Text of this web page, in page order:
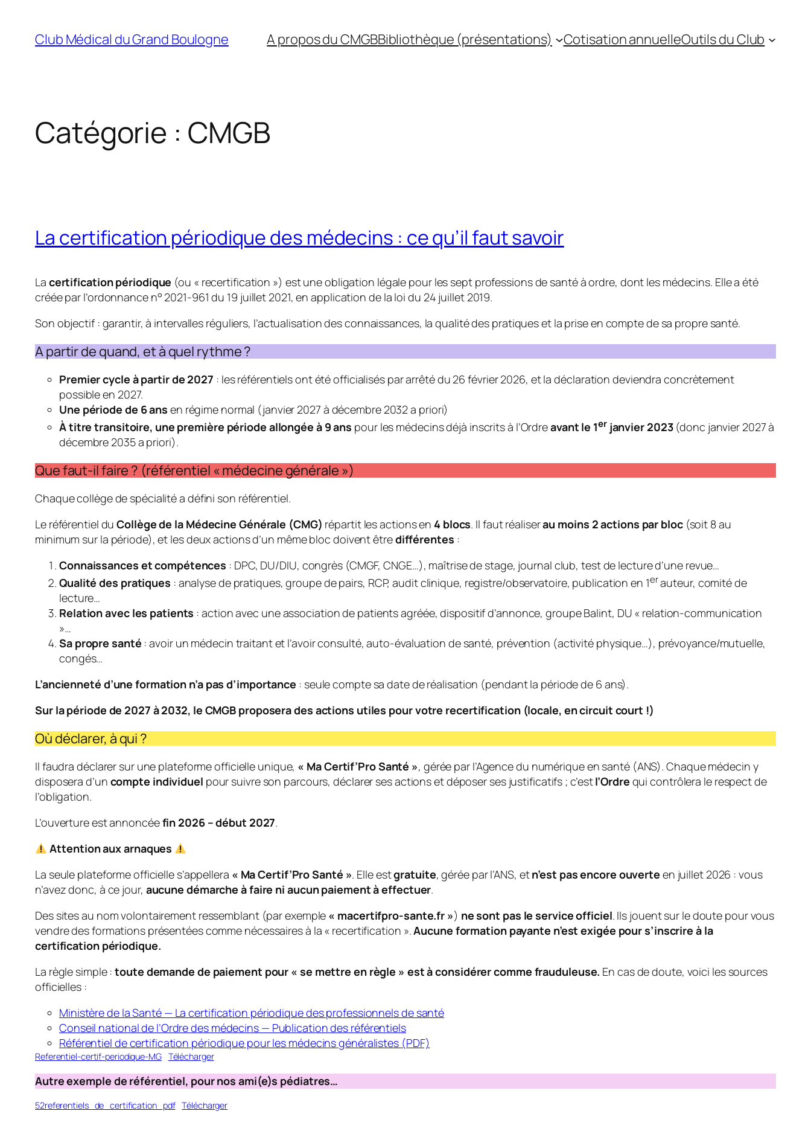
contenu
Club Médical du Grand Boulogne A propos du CMGBBibliothèque (présentations) Cotisation annuelleOutils du Club
Catégorie : CMGB
La certification périodique des médecins : ce qu’il faut savoir
La certification périodique (ou « recertification ») est une obligation légale pour les sept professions de santé à ordre, dont les médecins. Elle a été
créée par l’ordonnance n° 2021-961 du 19 juillet 2021, en application de la loi du 24 juillet 2019.
Son objectif : garantir, à intervalles réguliers, l’actualisation des connaissances, la qualité des pratiques et la prise en compte de sa propre santé.
A partir de quand, et à quel rythme ?
Premier cycle à partir de 2027 : les référentiels ont été officialisés par arrêté du 26 février 2026, et la déclaration deviendra concrètement
possible en 2027.
Une période de 6 ans en régime normal (janvier 2027 à décembre 2032a priori)
À titre transitoire, une première période allongée à 9 ans pour les médecins déjà inscrits à l’Ordreavant le 1erjanvier 2023(donc janvier 2027 à
décembre 2035a priori).
Que faut-il faire ? (référentiel « médecine générale »)
Chaque collège de spécialité a défini son référentiel.
Le référentiel duCollège de la Médecine Générale (CMG) répartit les actions en 4 blocs. Il faut réaliserau moins 2 actions par bloc(soit 8 au
minimum sur la période), et les deux actions d’un même bloc doivent êtredifférentes :
Connaissances et compétences : DPC, DU/DIU, congrès (CMGF, CNGE…), maîtrise de stage, journal club, test de lecture d’une revue…
Qualité des pratiques : analyse de pratiques, groupe de pairs, RCP, audit clinique, registre/observatoire, publication en 1erauteur, comité de
lecture…
Relation avec les patients : action avec une association de patients agréée, dispositif d’annonce, groupe Balint, DU « relation-communication
»…
Sa propre santé : avoir un médecin traitant et l’avoir consulté, auto-évaluation de santé, prévention (activité physique…), prévoyance/mutuelle,
congés…
L’ancienneté d’une formation n’a pas d’importance : seule compte sa date de réalisation (pendant la période de 6 ans).
Sur la période de 2027 à 2032, le CMGB proposera des actions utiles pour votre recertification (locale, en circuit court !)
Où déclarer, à qui ?
Il faudra déclarer sur une plateforme officielle unique, « Ma Certif’Pro Santé », gérée par l’Agence du numérique en santé (ANS). Chaque médecin y
disposera d’un compte individuel pour suivre son parcours, déclarer ses actions et déposer ses justificatifs ; c’estl’Ordre qui contrôlera le respect de
l’obligation.
L’ouverture est annoncéefin 2026 – début 2027.
Attention aux arnaques
La seule plateforme officielle s’appellera « Ma Certif’Pro Santé ». Elle estgratuite, gérée par l’ANS, etn’est pas encore ouverte en juillet 2026 : vous
n’avez donc, à ce jour, aucune démarche à faire ni aucun paiement à effectuer.
Des sites au nom volontairement ressemblant (par exemple « macertifpro-sante.fr ») ne sont pas le service officiel. Ils jouent sur le doute pour vous
vendre des formations présentées comme nécessaires à la « recertification ».Aucune formation payante n’est exigée pour s’inscrire à la
certification périodique.
La règle simple :toute demande de paiement pour « se mettre en règle » est à considérer comme frauduleuse. En cas de doute, voici les sources
officielles :
Ministère de la Santé — La certification périodique des professionnels de santé
Conseil national de l’Ordre des médecins — Publication des référentiels
Référentiel de certification périodique pour les médecins généralistes (PDF)
Referentiel-certif-periodique-MG Télécharger
Autre exemple de référentiel, pour nos ami(e)s pédiatres…
52referentiels_de_certification_pdf Télécharger